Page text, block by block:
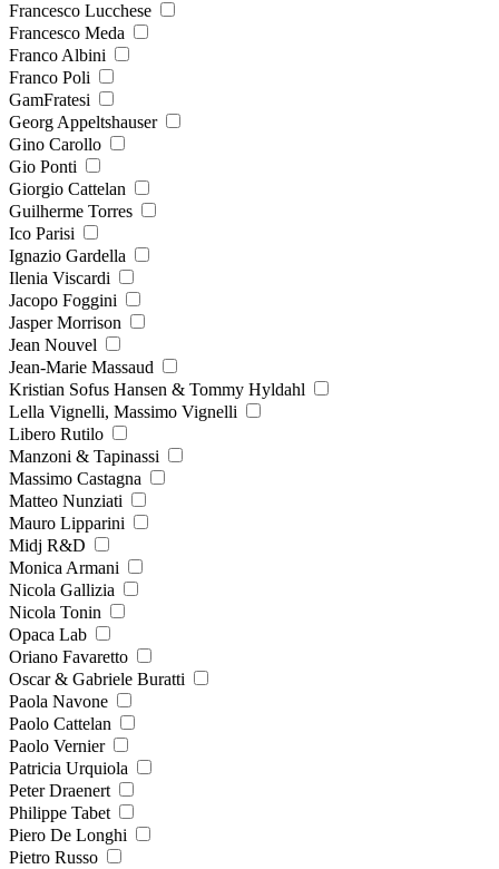
Francesco Lucchese
Francesco Meda
Franco Albini
Franco Poli
GamFratesi
Georg Appeltshauser
Gino Carollo
Gio Ponti
Giorgio Cattelan
Guilherme Torres
Ico Parisi
Ignazio Gardella
Ilenia Viscardi
Jacopo Foggini
Jasper Morrison
Jean Nouvel
Jean-Marie Massaud
Kristian Sofus Hansen & Tommy Hyldahl
Lella Vignelli, Massimo Vignelli
Libero Rutilo
Manzoni & Tapinassi
Massimo Castagna
Matteo Nunziati
Mauro Lipparini
Midj R&D
Monica Armani
Nicola Gallizia
Nicola Tonin
Opaca Lab
Oriano Favaretto
Oscar & Gabriele Buratti
Paola Navone
Paolo Cattelan
Paolo Vernier
Patricia Urquiola
Peter Draenert
Philippe Tabet
Piero De Longhi
Pietro Russo